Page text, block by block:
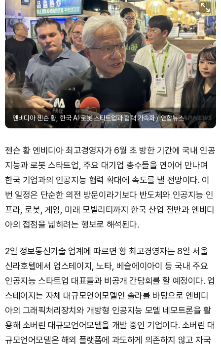
엔비디아 젠슨 황, 한국 AI·로봇 스타트업과 협력 가속화 / 연합뉴스
젠슨 황 엔비디아 최고경영자가 6월 초 방한 기간에 국내 인공
지능과 로봇 스타트업, 주요 대기업 총수들을 연이어 만나며
한국 기업과의 인공지능 협력 확대에 속도를 낼 전망이다. 이
번 일정은 단순한 의전 방문이라기보다 반도체와 인공지능 인
프라, 로봇, 게임, 미래 모빌리티까지 한국 산업 전반과 엔비디
아의 접점을 넓히려는 행보로 해석된다.
2일 정보통신기술 업계에 따르면 황 최고경영자는 8일 서울
신라호텔에서 업스테이지, 노타, 베슬에이아이 등 국내 주요
인공지능 스타트업 대표들과 비공개 간담회를 할 예정이다. 업
스테이지는 자체 대규모언어모델인 솔라를 바탕으로 엔비디
아의 그래픽처리장치와 개방형 인공지능 모델 네모트론을 활
용해 소버린 대규모언어모델을 개발 중인 기업이다. 소버린 대
규모언어모델은 해외 플랫폼에 과도하게 의존하지 않고 자국